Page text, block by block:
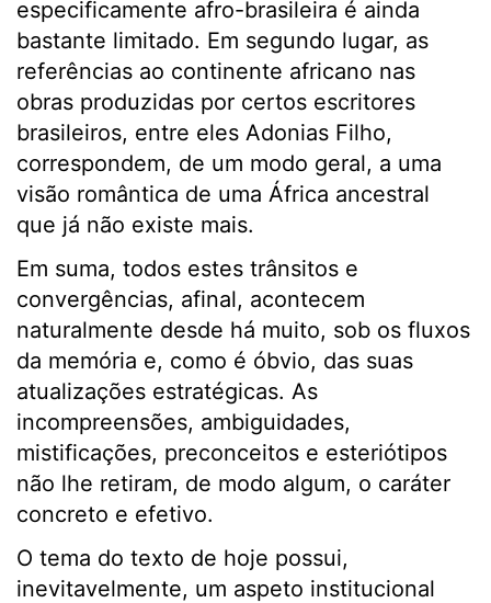
especificamente afro-brasileira é ainda
bastante limitado. Em segundo lugar, as
referências ao continente africano nas
obras produzidas por certos escritores
brasileiros, entre eles Adonias Filho,
correspondem, de um modo geral, a uma
visão romântica de uma África ancestral
que já não existe mais.
Em suma, todos estes trânsitos e
convergências, afinal, acontecem
naturalmente desde há muito, sob os fluxos
da memória e, como é óbvio, das suas
atualizações estratégicas. As
incompreensões, ambiguidades,
mistificações, preconceitos e esteriótipos
não lhe retiram, de modo algum, o caráter
concreto e efetivo.
O tema do texto de hoje possui,
inevitavelmente, um aspeto institucional